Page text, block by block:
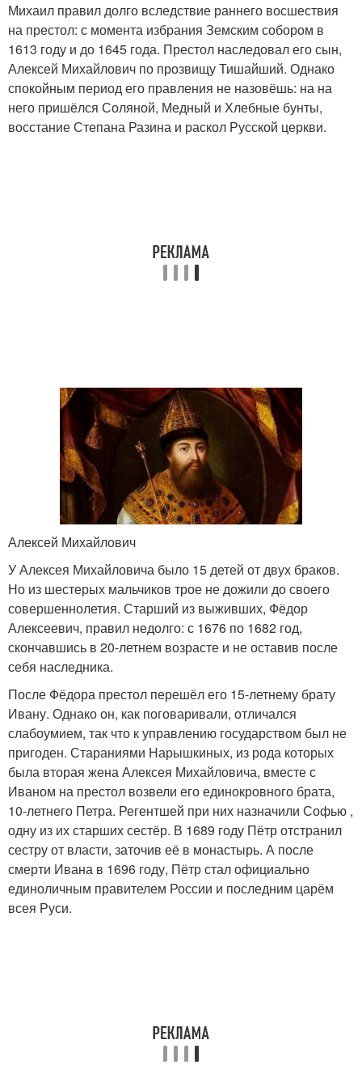
Михаил правил долго вследствие раннего восшествия
на престол: с момента избрания Земским собором в
1613 году и до 1645 года. Престол наследовал его сын,
Алексей Михайлович по прозвищу Тишайший. Однако
спокойным период его правления не назовёшь: на на
него пришёлся Соляной, Медный и Хлебные бунты,
восстание Степана Разина и раскол Русской церкви.
Алексей Михайлович
У Алексея Михайловича было 15 детей от двух браков.
Но из шестерых мальчиков трое не дожили до своего
совершеннолетия. Старший из выживших, Фёдор
Алексеевич, правил недолго: с 1676 по 1682 год,
скончавшись в 20-летнем возрасте и не оставив после
себя наследника.
После Фёдора престол перешёл его 15-летнему брату
Ивану. Однако он, как поговаривали, отличался
слабоумием, так что к управлению государством был не
пригоден. Стараниями Нарышкиных, из рода которых
была вторая жена Алексея Михайловича, вместе с
Иваном на престол возвели его единокровного брата,
10-летнего Петра. Регентшей при них назначили Софью ,
одну из их старших сестёр. В 1689 году Пётр отстранил
сестру от власти, заточив её в монастырь. А после
смерти Ивана в 1696 году, Пётр стал официально
единоличным правителем России и последним царём
всея Руси.